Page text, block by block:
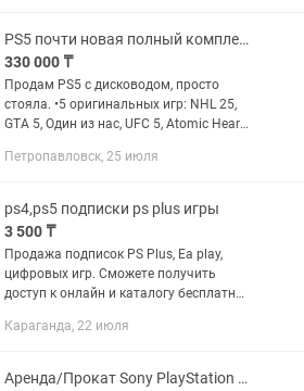
PS5 почти новая полный комплект !
330 000 ₸
Продам PS5 с дисководом, просто
стояла. •5 оригинальных игр: NHL 25,
GTA 5, Один из нас, UFC 5, Atomic Heart
(покупался отдельно!) •Станция для
Петропавловск, 25 июля
ps4,ps5 подписки ps plus игры
3 500 ₸
Продажа подписок PS Plus, Ea play,
цифровых игр. Сможете получить
доступ к онлайн и каталогу бесплатных
продолжить играть по сети со своего
Караганда, 22 июля
Аренда/Прокат Sony PlayStation 4 и 5 (PS4/ПС4/PS5/ПС5)